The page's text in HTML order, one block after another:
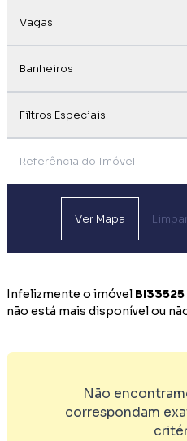
Vagas
Banheiros
Filtros Especiais
Ver Mapa
Infelizmente o imóvel BI33525
não está mais disponível ou
Não
correspondam